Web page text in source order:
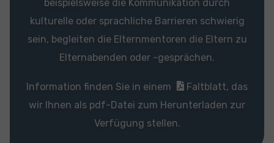
beispielsweise die Kommunikation durch
kulturelle oder sprachliche Barrieren schwierig
sein, begleiten die Elternmentoren die Eltern zu
Elternabenden oder -gesprächen.
Information finden Sie in einem Faltblatt, das
wir Ihnen als pdf-Datei zum Herunterladen zur
Verfügung stellen.